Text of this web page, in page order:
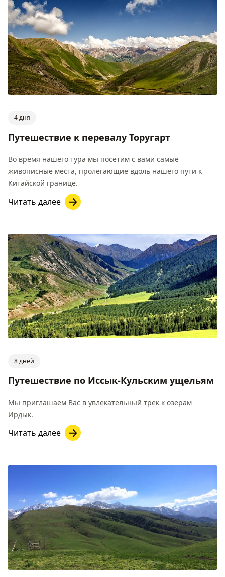
4 дня
Путешествие к перевалу Торугарт
Во время нашего тура мы посетим с вами самые
живописные места, пролегающие вдоль нашего пути к
Китайской границе.
Читать далее
8 дней
Путешествие по Иссык-Кульским ущельям
Мы приглашаем Вас в увлекательный трек к озерам
Ирдык.
Читать далее